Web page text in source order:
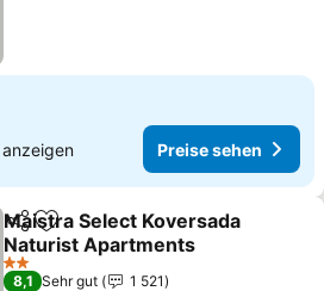
anzeigen Preise sehen
TeilenZu Favoriten hinzufügen
Maistra Select Koversada
Naturist Apartments
Preise sehen
2 Sterne
8,1 Sehr gut
1 521